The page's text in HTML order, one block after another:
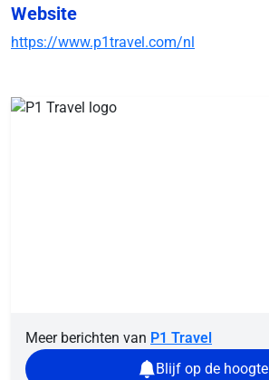
Website
https://www.p1travel.com/nl
Meer berichten van P1 Travel
Blijf op de hoogte